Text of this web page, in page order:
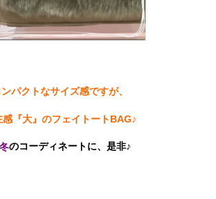
ンパクトなサイズ感ですが、
感『大』のフェイトートBAG♪
のコーディネートに、是非♪